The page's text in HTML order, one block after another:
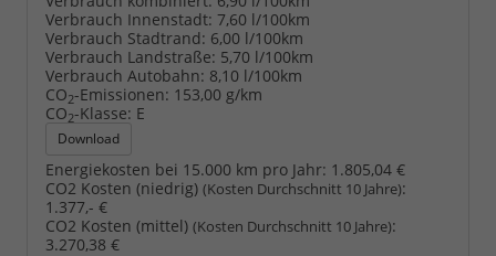
Verbrauch Innenstadt: 7,60 l/100km
Verbrauch Stadtrand: 6,00 l/100km
Verbrauch Landstraße: 5,70 l/100km
Verbrauch Autobahn: 8,10 l/100km
CO2-Emissionen: 153,00 g/km
CO2-Klasse: E
Download
Energiekosten bei 15.000 km pro Jahr: 1.805,04 €
CO2 Kosten (niedrig) (Kosten Durchschnitt 10 Jahre):
1.377,- €
CO2 Kosten (mittel) (Kosten Durchschnitt 10 Jahre):
3.270,38 €